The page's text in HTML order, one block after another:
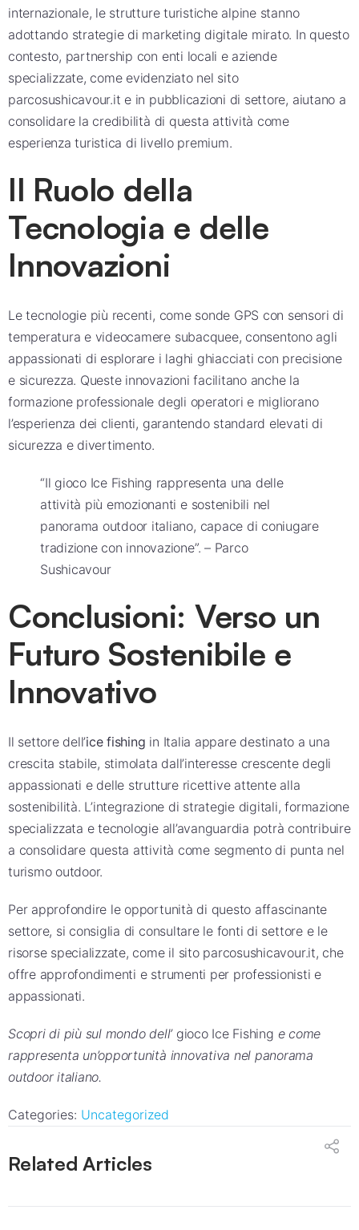
internazionale, le strutture turistiche alpine stanno
adottando strategie di marketing digitale mirato. In questo
contesto, partnership con enti locali e aziende
specializzate, come evidenziato nel sito
parcosushicavour.it e in pubblicazioni di settore, aiutano a
consolidare la credibilità di questa attività come
esperienza turistica di livello premium.
Il Ruolo della
Tecnologia e delle
Innovazioni
Le tecnologie più recenti, come sonde GPS con sensori di
temperatura e videocamere subacquee, consentono agli
appassionati di esplorare i laghi ghiacciati con precisione
e sicurezza. Queste innovazioni facilitano anche la
formazione professionale degli operatori e migliorano
l’esperienza dei clienti, garantendo standard elevati di
sicurezza e divertimento.
“Il gioco Ice Fishing rappresenta una delle
attività più emozionanti e sostenibili nel
panorama outdoor italiano, capace di coniugare
tradizione con innovazione”. – Parco
Sushicavour
Conclusioni: Verso un
Futuro Sostenibile e
Innovativo
Il settore dell’ice fishing in Italia appare destinato a una
crescita stabile, stimolata dall’interesse crescente degli
appassionati e delle strutture ricettive attente alla
sostenibilità. L’integrazione di strategie digitali, formazione
specializzata e tecnologie all’avanguardia potrà contribuire
a consolidare questa attività come segmento di punta nel
turismo outdoor.
Per approfondire le opportunità di questo affascinante
settore, si consiglia di consultare le fonti di settore e le
risorse specializzate, come il sito parcosushicavour.it, che
offre approfondimenti e strumenti per professionisti e
appassionati.
Scopri di più sul mondo dell’gioco Ice Fishing e come
rappresenta un’opportunità innovativa nel panorama
outdoor italiano.
Categories: Uncategorized
Related Articles